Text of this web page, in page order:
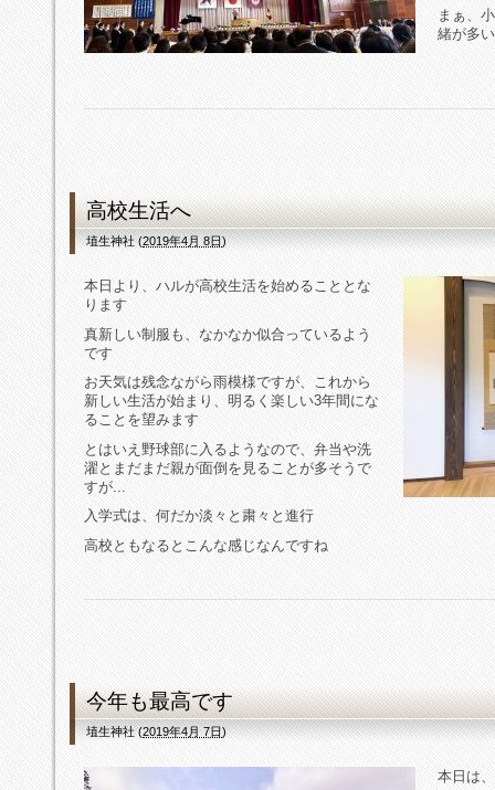
まぁ、
緒が多
高校生活へ
埴生神社(2019年4月 8日)
本日より、ハルが高校生活を始めることとな
ります
真新しい制服も、なかなか似合っているよう
です
お天気は残念ながら雨模様ですが、これから
新しい生活が始まり、明るく楽しい3年間にな
ることを望みます
とはいえ野球部に入るようなので、弁当や洗
濯とまだまだ親が面倒を見ることが多そうで
すが...
入学式は、何だか淡々と粛々と進行
高校ともなるとこんな感じなんですね
今年も最高です
埴生神社(2019年4月 7日)
本日は